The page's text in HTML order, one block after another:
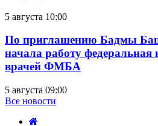
5 августа 10:00
По приглашению Бадмы
начала работу федеральная
врачей ФМБА
5 августа 09:00
Все новости